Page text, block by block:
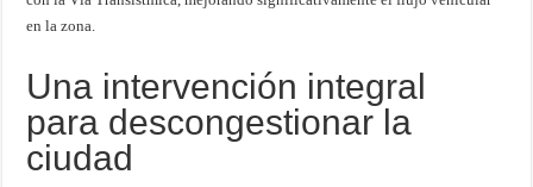
en la zona.
Una intervención integral
para descongestionar la
ciudad